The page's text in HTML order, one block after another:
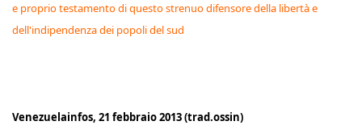
e proprio testamento di questo strenuo difensore della libertà e
dell'indipendenza dei popoli del sud
Venezuelainfos, 21 febbraio 2013 (trad.ossin)